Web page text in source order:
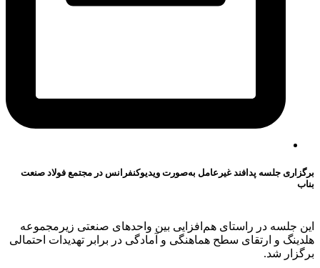
برگزاری جلسه پدافند غیرعامل به‌صورت ویدیوکنفرانس در مجتمع فولاد صنعت
بناب
این جلسه در راستای هم‌افزایی بین واحدهای صنعتی زیرمجموعه
هلدینگ و ارتقای سطح هماهنگی و آمادگی در برابر تهدیدات احتمالی
برگزار شد.